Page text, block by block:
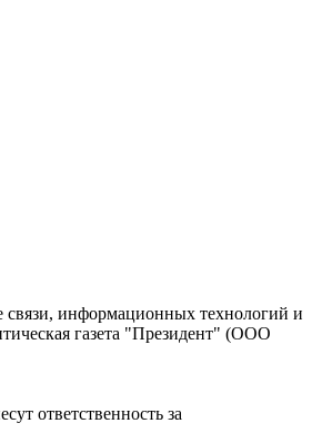
связи, информационных технологий и
газета "Президент" (ООО
ответственность за